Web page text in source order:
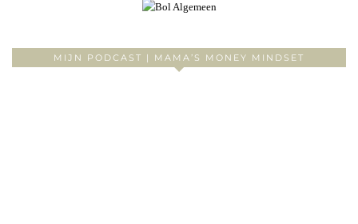
MIJN PODCAST | MAMA’S MONEY MINDSET